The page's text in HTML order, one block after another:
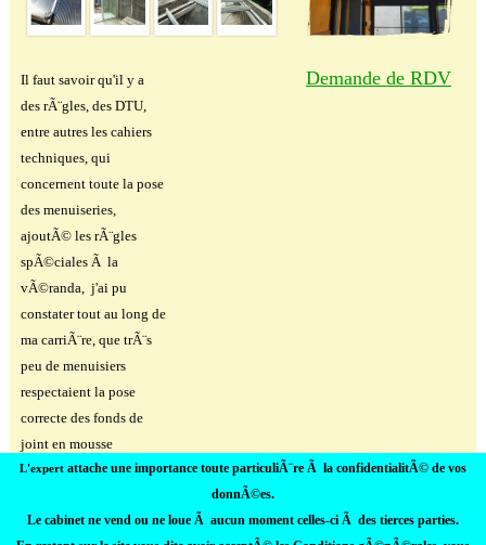
Il faut savoir qu'il y a
des rÃ¨gles, des DTU,
entre autres les cahiers
techniques, qui
concernent toute la pose
des menuiseries,
ajoutÃ© les rÃ¨gles
spÃ©ciales Ã la
vÃ©randa, j'ai pu
constater tout au long de
ma carriÃ¨re, que trÃ¨s
peu de menuisiers
respectaient la pose
correcte des fonds de
joint en mousse
imprÃ©gnÃ© et
Demande de RDV
L'expert attache une importance toute particuliÃ¨re Ã la confidentialitÃ© de vos
donnÃ©es.
Le cabinet ne vend ou ne loue Ã aucun moment celles-ci Ã des tierces parties.